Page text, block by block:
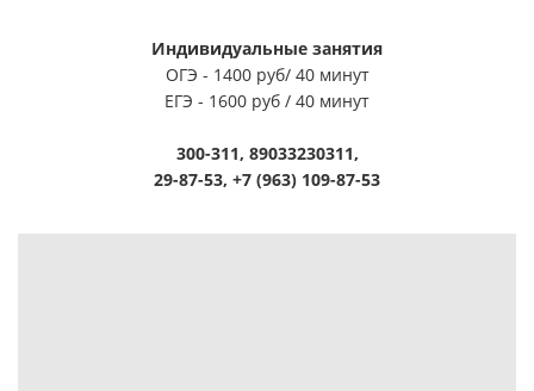
Индивидуальные занятия
ОГЭ - 1400 руб/ 40 минут
ЕГЭ - 1600 руб / 40 минут
300-311, 89033230311,
29-87-53, +7 (963) 109-87-53